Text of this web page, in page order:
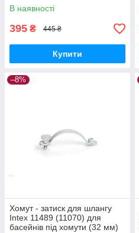
В наявності
395 ₴ 445 ₴
Купити
–8%
Хомут - затиск для шлангу
Intex 11489 (11070) для
басейнів під хомути (32 мм)